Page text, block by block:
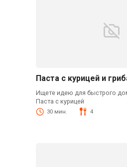
Паста с курицей и
Ищете идею для быстрого
Паста с курицей
30 мин. 4